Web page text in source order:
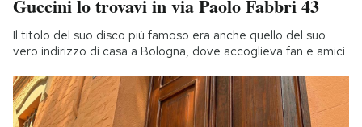
Guccini lo trovavi in via Paolo Fabbri 43
Il titolo del suo disco più famoso era anche quello del suo
vero indirizzo di casa a Bologna, dove accoglieva fan e amici